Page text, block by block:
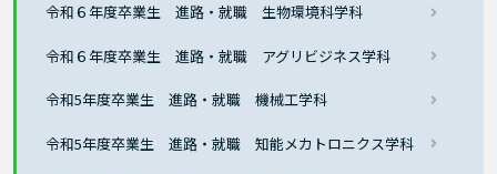
令和６年度卒業生 進路・就職 生物環境科学科
令和６年度卒業生 進路・就職 アグリビジネス学科
令和5年度卒業生 進路・就職 機械工学科
令和5年度卒業生 進路・就職 知能メカトロニクス学科